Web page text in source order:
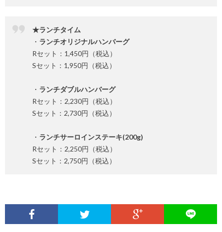
★ランチタイム
・ ランチオリジナルハンバーグ
Rセット：1,450円（税込）
Sセット：1,950円（税込）
・ ランチダブルハンバーグ
Rセット：2,230円（税込）
Sセット：2,730円（税込）
・ ランチサーロインステーキ(200g)
Rセット：2,250円（税込）
Sセット：2,750円（税込）